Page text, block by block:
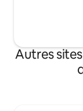
Autres